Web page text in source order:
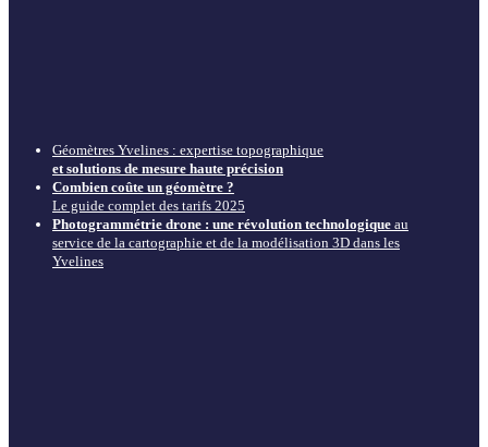
Géomètres Yvelines : expertise topographique
et solutions de mesure haute précision
Combien coûte un géomètre ?
Le guide complet des tarifs 2025
Photogrammétrie drone : une révolution technologique au
service de la cartographie et de la modélisation 3D dans les
Yvelines